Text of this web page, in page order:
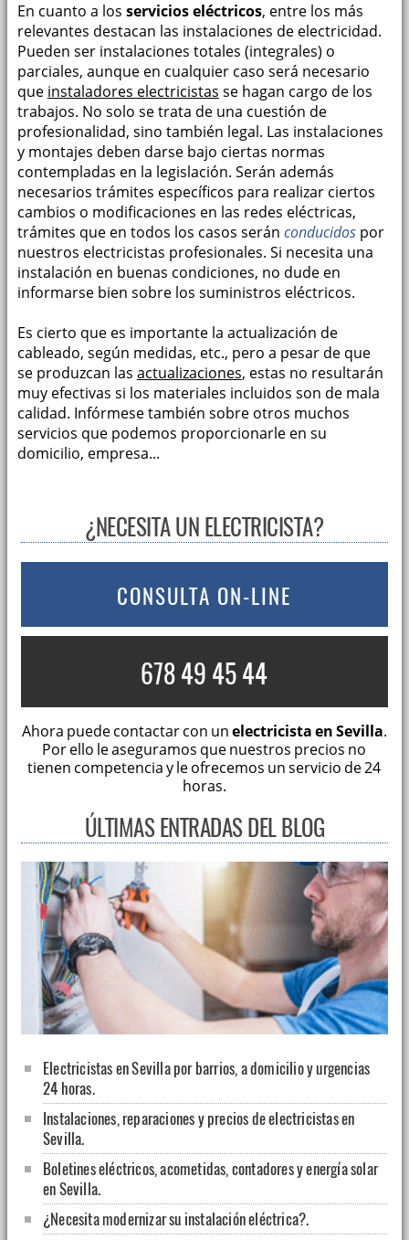
En cuanto a los servicios eléctricos, entre los más
relevantes destacan las instalaciones de electricidad.
Pueden ser instalaciones totales (integrales) o
parciales, aunque en cualquier caso será necesario
que instaladores electricistas se hagan cargo de los
trabajos. No solo se trata de una cuestión de
profesionalidad, sino también legal. Las instalaciones
y montajes deben darse bajo ciertas normas
contempladas en la legislación. Serán además
necesarios trámites específicos para realizar ciertos
cambios o modificaciones en las redes eléctricas,
trámites que en todos los casos serán conducidospor
nuestros electricistas profesionales. Si necesita una
instalación en buenas condiciones, no dude en
informarse bien sobre los suministros eléctricos.
Es cierto que es importante la actualización de
cableado, según medidas, etc., pero a pesar de que
se produzcan las actualizaciones, estas no resultarán
muy efectivas si los materiales incluidos son de mala
calidad. Infórmese también sobre otros muchos
servicios que podemos proporcionarle en su
domicilio, empresa...
¿NECESITA UN ELECTRICISTA?
CONSULTA ON-LINE
678 49 45 44
Ahora puede contactar con unelectricista en Sevilla.
Por ello le aseguramos que nuestros precios no
tienen competencia y le ofrecemos un servicio de 24
horas.
ÚLTIMAS ENTRADAS DEL BLOG
Electricistas en Sevilla por barrios, a domicilio y urgencias
24 horas.
Instalaciones, reparaciones y precios de electricistas en
Sevilla.
Boletines eléctricos, acometidas, contadores y energía solar
en Sevilla.
¿Necesita modernizar su instalación eléctrica?.